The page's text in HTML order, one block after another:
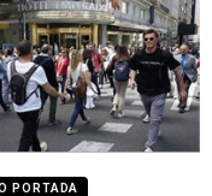
PORTADA